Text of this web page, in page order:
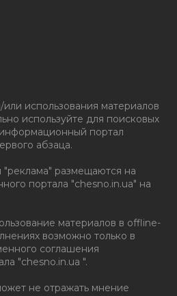
использования материалов
используйте для поисковых
портал
абзаца.
размещаются на
портала "chesno.in.ua" на
материалов в offline-
возможно только в
соглашения
"chesno.in.ua ".
не отражать мнение